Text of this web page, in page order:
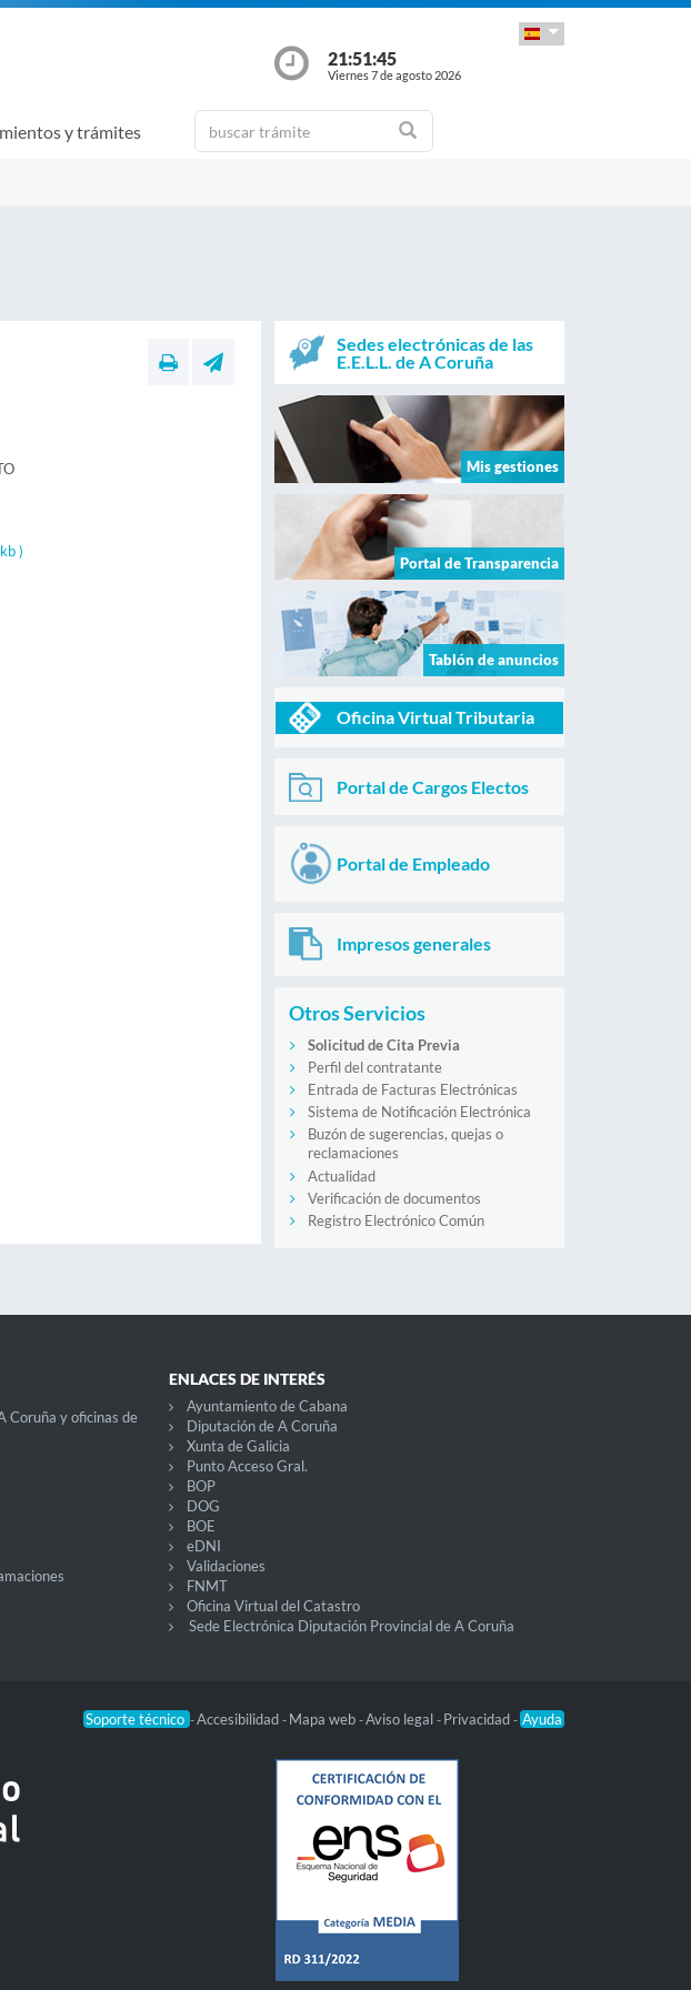
21:51:46
Viernes 7 de agosto 2026
y trámites
)
Sedes electrónicas de las
E.E.L.L. de A Coruña
Mis gestiones
Portal de Transparencia
Tablón de anuncios
Oficina Virtual Tributaria
Portal de Cargos Electos
Portal de Empleado
Impresos generales
Otros Servicios
Solicitud de Cita Previa
Perfil del contratante
Entrada de Facturas Electrónicas
Sistema de Notificación Electrónica
Buzón de sugerencias, quejas o
reclamaciones
Actualidad
Verificación de documentos
Registro Electrónico Común
Coruña y oficinas de
ENLACES DE INTERÉS
Ayuntamiento de Cabana
Diputación de A Coruña
Xunta de Galicia
Punto Acceso Gral.
BOP
DOG
BOE
eDNI
Validaciones
FNMT
Oficina Virtual del Catastro
Sede Electrónica Diputación Provincial de A Coruña
Soporte técnico -Accesibilidad - Mapa web -Aviso legal - Privacidad - Ayuda